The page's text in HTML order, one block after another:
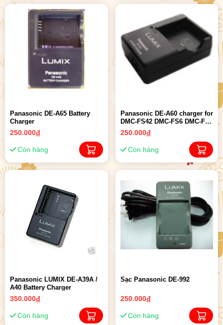
Panasonic DE-A65 Battery
Charger
250.000đ
Còn hàng
Panasonic DE-A60 charger for
DMC-FS42 DMC-FS6 DMC-FS7
DMC-FT1 DMC- FX40
250.000đ
Còn hàng
Panasonic LUMIX DE-A39A /
A40 Battery Charger
350.000đ
Còn hàng
Sạc Panasonic DE-992
250.000đ
Còn hàng